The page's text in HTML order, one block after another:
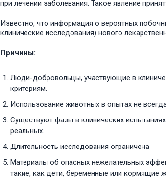
при лечении заболевания. Такое явление
Известно, что информация о вероятных
клинические исследования) нового
Причины:
Люди-добровольцы, участвующие в
критериям.
Использование животных в опытах не
Существуют фазы в клинических
реальных.
Длительность исследования ограничена
Материалы об опасных нежелательных
такие, как дети, беременные или кормящие